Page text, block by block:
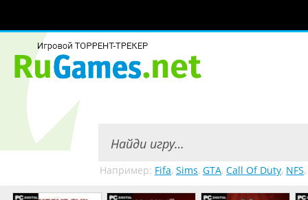
Например: Fifa, Sims, GTA, Call Of Duty, NFS,